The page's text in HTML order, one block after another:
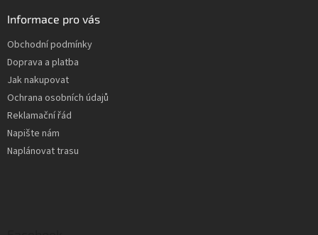
Informace pro vás
Obchodní podmínky
Doprava a platba
Jak nakupovat
Ochrana osobních údajů
Reklamační řád
Napište nám
Naplánovat trasu